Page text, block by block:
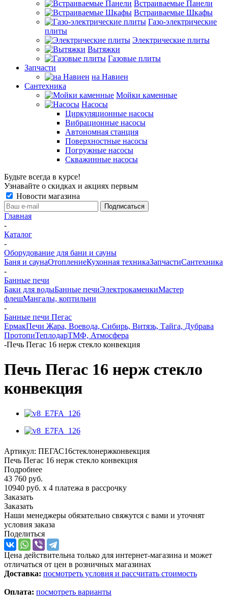
Встраиваемые Панели
Встраиваемые Шкафы
Газо-электрические
плиты
Электрические плиты
Вытяжки
Газовые плиты
Запчасти
на Навиен
Сантехника
Мойки каменные
Насосы
Циркуляционные насосы
Вибрационные насосы
Автономная станция
Поверхностные насосы
Погружные насосы
Скважинные насосы
Будьте всегда в курсе!
Узнавайте о скидках и акциях первым
Новости магазина
Главная
-
Каталог
-
Оборудование для бани и сауны
Баня и саунаОтоплениеКухонная техникаЗапчастиСантехника
-
Банные печи
Баки для водыБанные печиЭлектрокаменкиМастер
флешМангалы, коптильни
-
Банные печи Пегас
ЕрмакПечи Жара, Воевода, Сибирь, Витязь, Тайга, Дубрава
ПротопиТеплодарТМФ, Атмосфера
-Печь Пегас 16 нерж стекло конвекция
Печь Пегас 16 нерж стекло
конвекция
Артикул: ПЕГАС16стеклонержконвекция
Печь Пегас 16 нерж стекло конвекция
Подробнее
43 760 руб.
10940 руб. x 4 платежа в рассрочку
Заказать
Заказать
Наши менеджеры обязательно свяжутся с вами и уточнят
условия заказа
Поделиться
Цена действительна только для интернет-магазина и может
отличаться от цен в розничных магазинах
Доставка: посмотреть условия и рассчитать стоимость
Оплата: посмотреть варианты